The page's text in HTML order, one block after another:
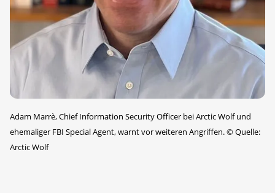
Adam Marrè, Chief Information Security Officer bei Arctic Wolf und
ehemaliger FBI Special Agent, warnt vor weiteren Angriffen.©Quelle:
Arctic Wolf